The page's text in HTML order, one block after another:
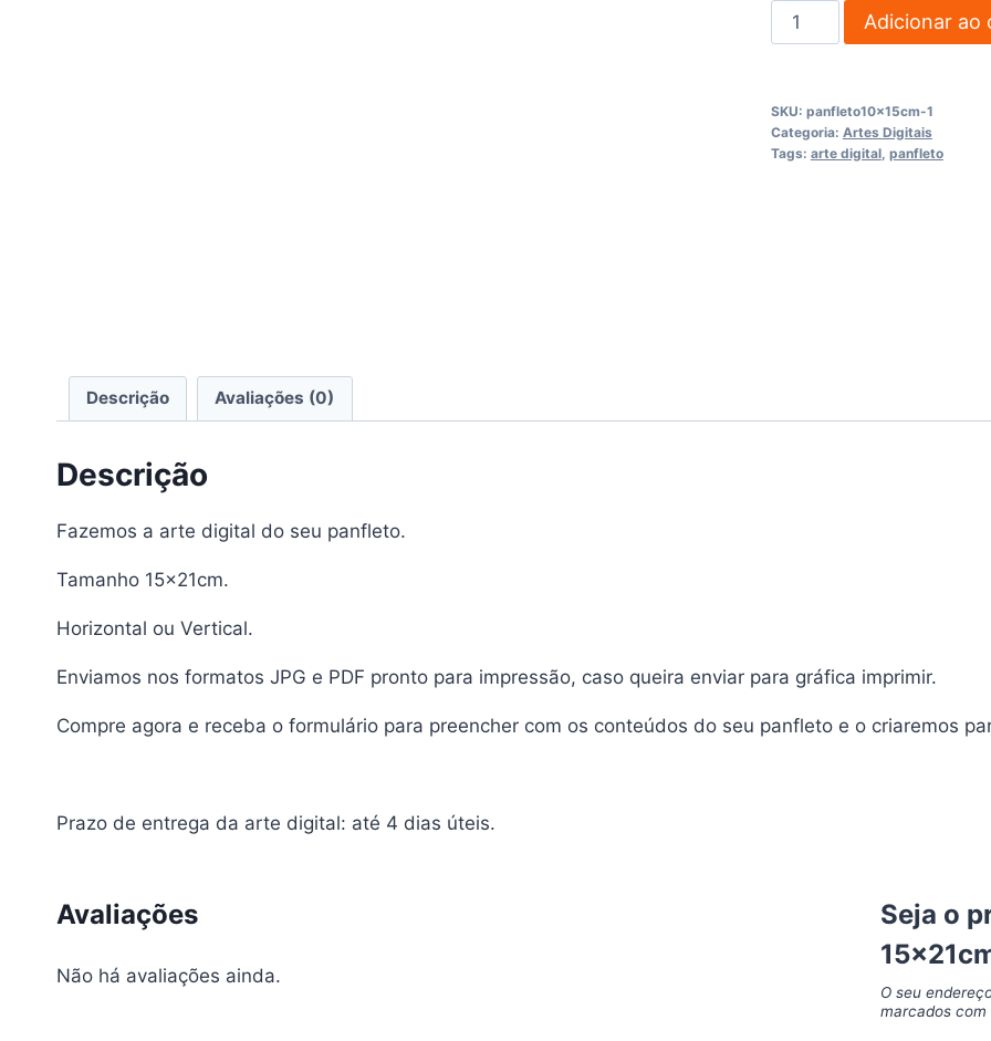
Panfleto
15x21cm
Adicionar ao
SKU: panfleto10x15cm-1
Categoria: Artes Digitais
Tags: arte digital, panfleto
Descrição Avaliações (0)
Descrição
Fazemos a arte digital do seu panfleto.
Tamanho 15x21cm.
Horizontal ou Vertical.
Enviamos nos formatos JPG e PDF pronto para impressão, caso queira enviar para gráfica imprimir.
Compre agora e receba o formulário para preencher com os conteúdos do seu panfleto e o criaremos
Prazo de entrega da arte digital: até 4 dias úteis.
Avaliações
Não há avaliações ainda.
Seja o
O seu
marcados com